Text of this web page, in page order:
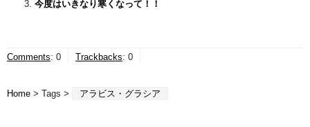
今度はいきなり寒くなって！！
Comments: 0 Trackbacks: 0
Home > Tags > アラビス・グラシア